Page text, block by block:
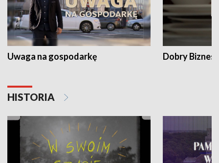
Uwaga na gospodarkę Dobry Biznes
HISTORIA